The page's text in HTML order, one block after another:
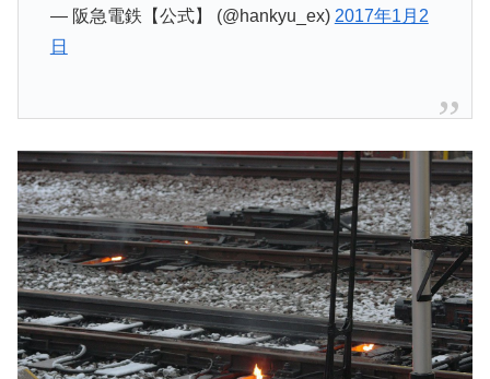
— 阪急電鉄【公式】 (@hankyu_ex) 2017年1月2
日